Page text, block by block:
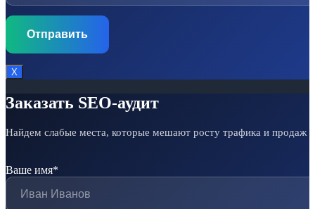
Х
Заказать SEO-аудит
Найдем слабые места, которые мешают росту трафика и продаж
Ваше имя*